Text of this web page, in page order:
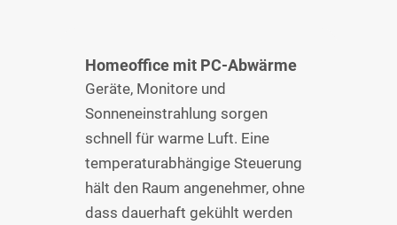
Homeoffice mit PC-Abwärme
Geräte, Monitore und
Sonneneinstrahlung sorgen
schnell für warme Luft. Eine
temperaturabhängige Steuerung
hält den Raum angenehmer, ohne
dass dauerhaft gekühlt werden